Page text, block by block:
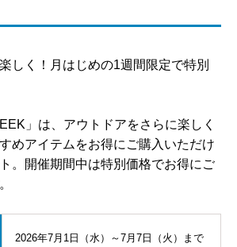
しく！ 月はじめの1週間限定で特別
」は、アウトドアをさらに楽しく
めアイテムをお得にご購入いただけ
。
開催期間中は特別価格でお得にご
2026年7月1日（水）～7月7日（火）まで